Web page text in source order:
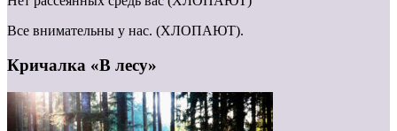
Все внимательны у нас. (ХЛОПАЮТ).
Кричалка «В лесу»